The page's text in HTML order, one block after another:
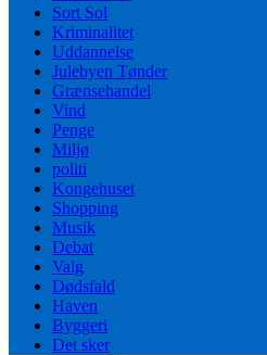
Sort Sol
Kriminalitet
Uddannelse
Julebyen Tønder
Grænsehandel
Vind
Penge
Miljø
politi
Kongehuset
Shopping
Musik
Debat
Valg
Dødsfald
Haven
Byggeri
Det sker